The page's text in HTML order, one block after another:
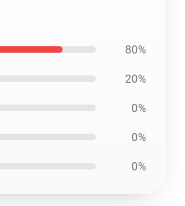
80%
20%
0%
0%
0%